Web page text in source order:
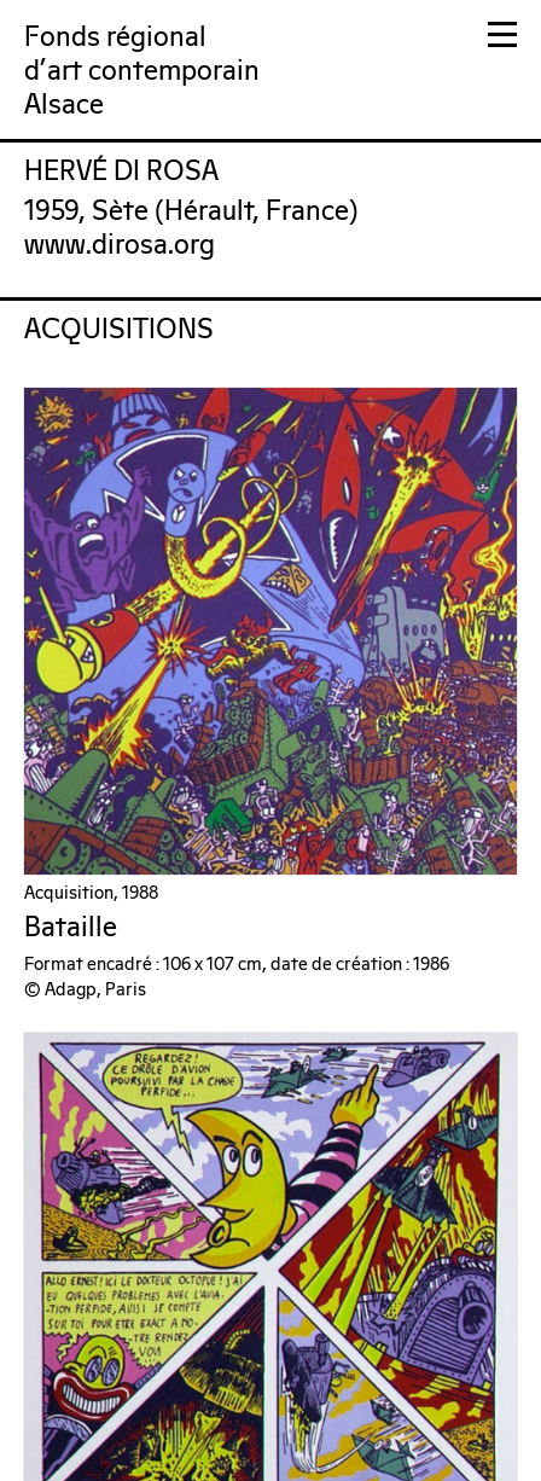
Fonds régional
d'art contemporain
Alsace
FRAC Alsace
HERVÉ DI ROSA
1959, Sète (Hérault, France)
www.dirosa.org
ACQUISITIONS
Acquisition, 1988
Bataille
Format encadré : 106 x 107 cm, date de création : 1986
© Adagp, Paris